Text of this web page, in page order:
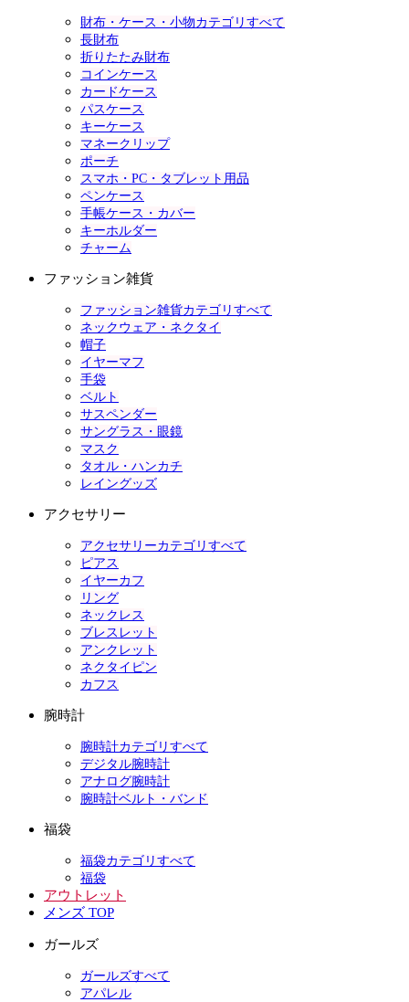
財布・ケース・小物カテゴリすべて
長財布
折りたたみ財布
コインケース
カードケース
パスケース
キーケース
マネークリップ
ポーチ
スマホ・PC・タブレット用品
ペンケース
手帳ケース・カバー
キーホルダー
チャーム
ファッション雑貨
ファッション雑貨カテゴリすべて
ネックウェア・ネクタイ
帽子
イヤーマフ
手袋
ベルト
サスペンダー
サングラス・眼鏡
マスク
タオル・ハンカチ
レイングッズ
アクセサリー
アクセサリーカテゴリすべて
ピアス
イヤーカフ
リング
ネックレス
ブレスレット
アンクレット
ネクタイピン
カフス
腕時計
腕時計カテゴリすべて
デジタル腕時計
アナログ腕時計
腕時計ベルト・バンド
福袋
福袋カテゴリすべて
福袋
アウトレット
メンズ TOP
ガールズ
ガールズすべて
アパレル